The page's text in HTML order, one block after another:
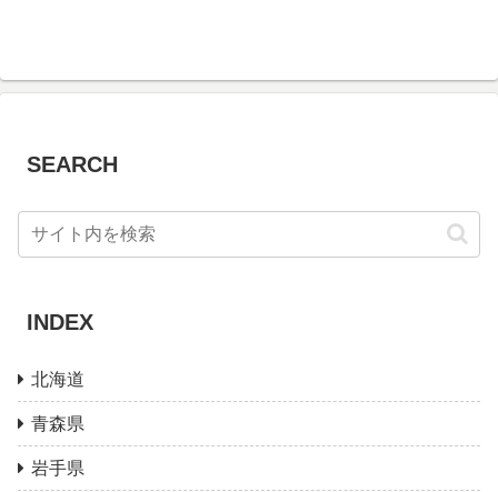
SEARCH
INDEX
北海道
青森県
岩手県